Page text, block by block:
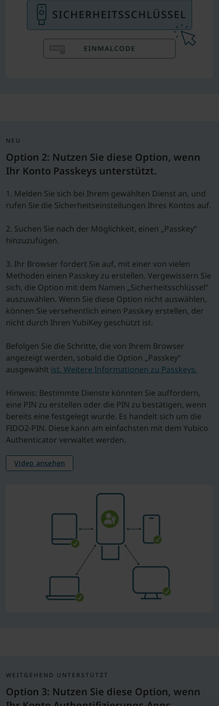
NEU
Option 2: Nutzen Sie diese Option, wenn
Ihr Konto Passkeys unterstützt.
1. Melden Sie sich bei Ihrem gewählten Dienst an, und
rufen Sie die Sicherheitseinstellungen Ihres Kontos auf.
2. Suchen Sie nach der Möglichkeit, einen „Passkey“
hinzuzufügen.
3. Ihr Browser fordert Sie auf, mit einer von vielen
Methoden einen Passkey zu erstellen. Vergewissern Sie
sich, die Option mit dem Namen „Sicherheitsschlüssel“
auszuwählen. Wenn Sie diese Option nicht auswählen,
können Sie versehentlich einen Passkey erstellen, der
nicht durch Ihren YubiKey geschützt ist.
Befolgen Sie die Schritte, die von Ihrem Browser
angezeigt werden, sobald die Option „Passkey“
ausgewählt ist. Weitere Informationen zu Passkeys.
Hinweis: Bestimmte Dienste könnten Sie auffordern,
eine PIN zu erstellen oder die PIN zu bestätigen, wenn
bereits eine festgelegt wurde. Es handelt sich um die
FIDO2-PIN. Diese kann am einfachsten mit dem Yubico
Authenticator verwaltet werden.
Video ansehen
WEITGEHEND UNTERSTÜTZT
Option 3: Nutzen Sie diese Option, wenn